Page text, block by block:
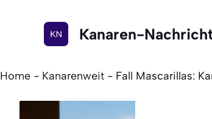
Kanaren-
Home - Kanarenweit - Fall Mascarillas: